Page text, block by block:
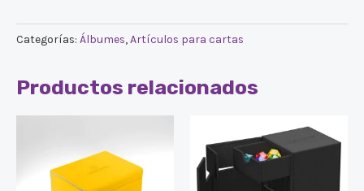
Categorías: Álbumes,Artículos para cartas
Productos relacionados